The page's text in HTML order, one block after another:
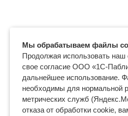
Мы обрабатываем файлы
Продолжая использовать наш
свое согласие ООО «1С-
дальнейшее использование.
необходимы для нормальной
метрических служб
отказа от обработки cookie,